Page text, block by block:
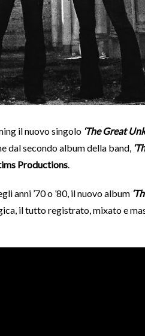
il nuovo singolo ‘The Great
dal secondo album della band,
Productions
anni ’70 o ’80, il nuovo album
il tutto registrato, mixato e